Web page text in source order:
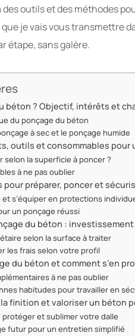
des outils et des méthodes
que je vais vous transmettre
étape, sans galère.
béton ? Objectif, intérêts et
du ponçage du béton
à sec et le ponçage humide
outils et consommables pour
selon la superficie à poncer ?
à ne pas oublier
pour préparer, poncer et
et s’équiper en protections
un ponçage réussi
du béton :
selon la surface à traiter
les frais selon votre profil
du béton et comment s’en
à ne pas oublier
habitudes pour travailler en
finition et valoriser un béton
protéger et sublimer votre dalle
futur pour un entretien simplifié